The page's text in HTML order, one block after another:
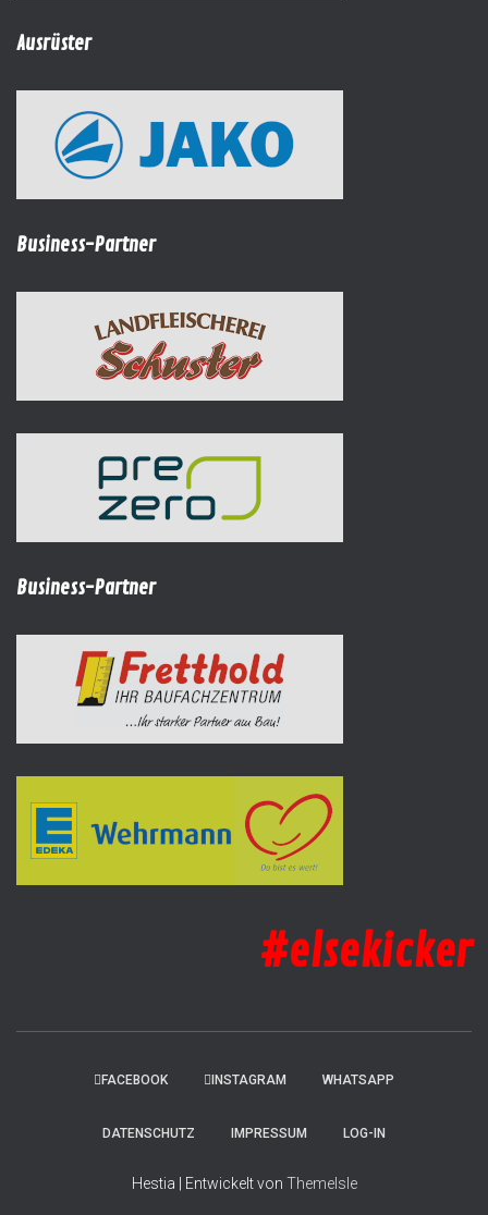
Ausrüster
Business-Partner
Business-Partner
#elsekicker
FACEBOOK INSTAGRAM WHATSAPP
DATENSCHUTZ IMPRESSUM LOG-IN
Hestia | Entwickelt von ThemeIsle